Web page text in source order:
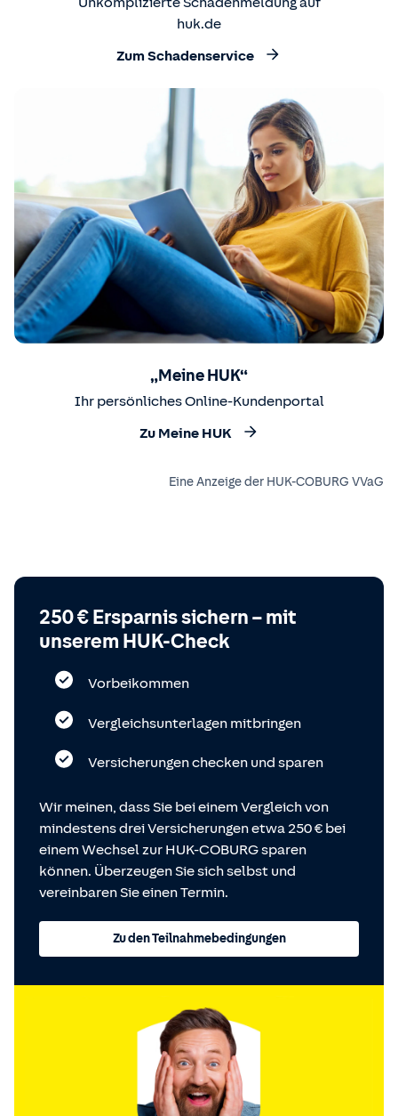
huk.de
Zum Schadenservice
„Meine HUK“
Ihr persönliches Online-Kundenportal
Zu Meine HUK
Eine Anzeige der HUK-COBURG VVaG
250 € Ersparnis sichern – mit
unserem HUK-Check
Vorbeikommen
Vergleichsunterlagen mitbringen
Versicherungen checken und sparen
Wir meinen, dass Sie bei einem Vergleich von
mindestens drei Versicherungen etwa 250 € bei
einem Wechsel zur HUK-COBURG sparen
können. Überzeugen Sie sich selbst und
vereinbaren Sie einen Termin.
Zu den Teilnahmebedingungen